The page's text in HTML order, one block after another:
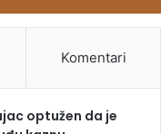
Komentari
optužen da je